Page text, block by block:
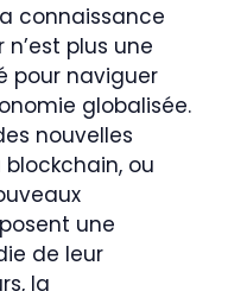
connaissance
plus une
pour naviguer
globalisée.
nouvelles
ou
une
de leur
la